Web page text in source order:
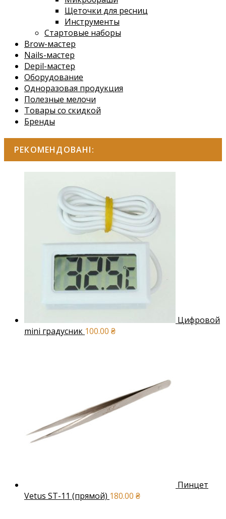
Щеточки для ресниц
Инструменты
Стартовые наборы
Brow-мастер
Nails-мастер
Depil-мастер
Оборудование
Одноразовая продукция
Полезные мелочи
Товары со скидкой
Бренды
РЕКОМЕНДОВАНІ:
Цифровой
mini градусник 100.00 ₴
Пинцет
Vetus ST-11 (прямой) 180.00 ₴